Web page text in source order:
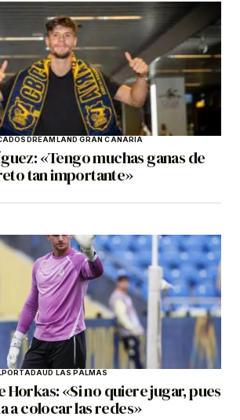
DREAMLAND GRAN CANARIA
«Tengo muchas ganas de
tan importante»
PORTADAUD LAS PALMAS
«Si no quiere jugar, pues
a colocar las redes»